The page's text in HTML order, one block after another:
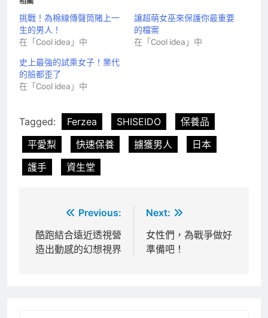
挑戰！為棉線傳聲筒賭上一
生的男人！
在「Cool idea」中
讓超萌女巫來保護你最重要
的檔案
在「Cool idea」中
史上最強的試乘女子！業代
的臉都歪了
在「Cool idea」中
Tagged: Ferzea SHISEIDO
保養品
平愛梨
快速保養 擄獲男人
日本
護手
資生堂
章
導
Previous:
酷跑結合遠近透視營
造出動感的幻想視界
Next:
女性們，為戰爭做好
準備吧！